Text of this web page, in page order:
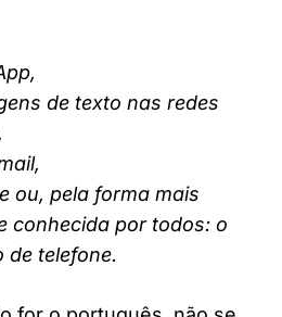
de texto nas redes
ou, pela forma mais
conhecida por todos: o
de telefone.